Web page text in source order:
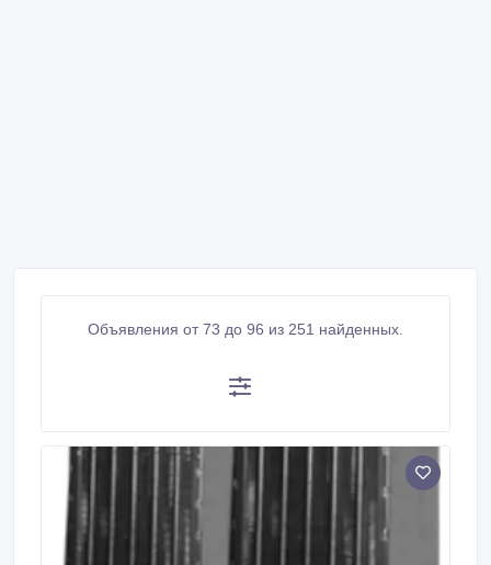
Объявления от 73 до 96 из 251 найденных.